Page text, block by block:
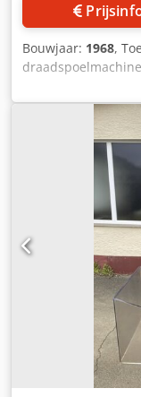
Bouwjaar: 1968,
Djdpfx Acepit